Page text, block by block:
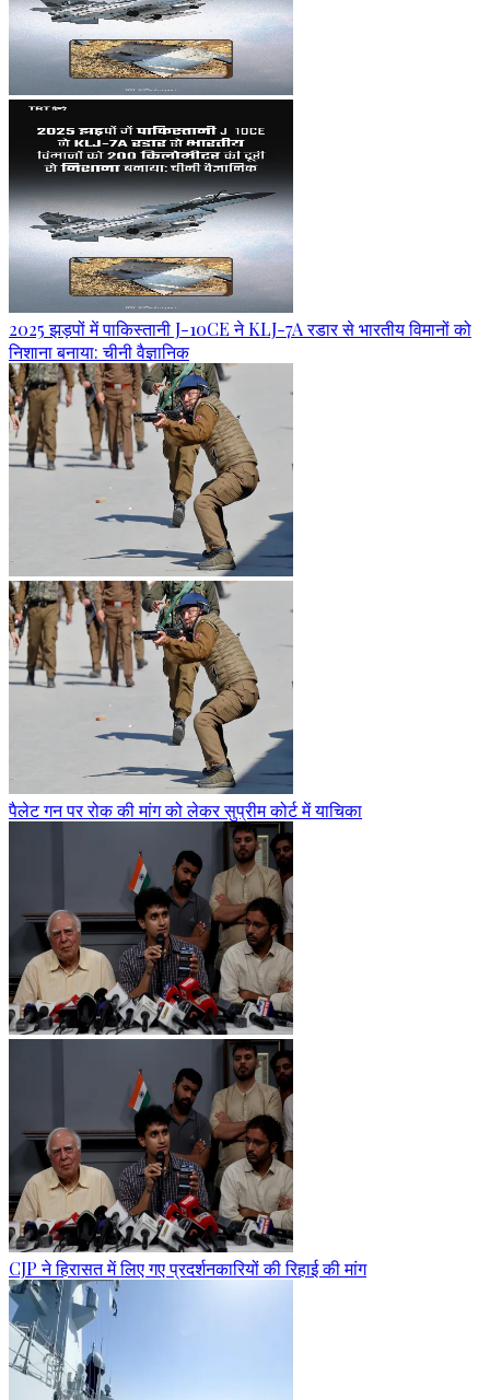
2025 झड़पों में पाकिस्तानी J-10CE ने KLJ-7A रडार से भारतीय विमानों को
निशाना बनाया: चीनी वैज्ञानिक
पैलेट गन पर रोक की मांग को लेकर सुप्रीम कोर्ट में याचिका
CJP ने हिरासत में लिए गए प्रदर्शनकारियों की रिहाई की मांग